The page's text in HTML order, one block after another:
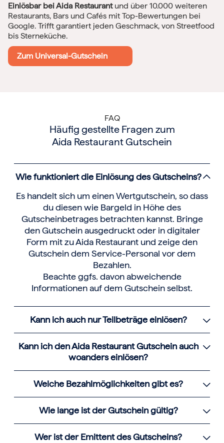
Einlösbar bei Aida Restaurantund über 10.000 weiteren
Restaurants, Bars und Cafés mit Top-Bewertungen bei
Google. Trifft garantiert jeden Geschmack, von Streetfood
bis Sterneküche.
Zum Universal-Gutschein
FAQ
Häufig gestellte Fragen zum
Aida Restaurant Gutschein
Wie funktioniert die Einlösung des Gutscheins?
Es handelt sich um einen Wertgutschein, so dass
du diesen wie Bargeld in Höhe des
Gutscheinbetrages betrachten kannst. Bringe
den Gutschein ausgedruckt oder in digitaler
Form mit zu Aida Restaurant und zeige den
Gutschein dem Service-Personal vor dem
Bezahlen.
Beachte ggfs. davon abweichende
Informationen auf dem Gutschein selbst.
Kann ich auch nur Teilbeträge einlösen?
Kann ich den Aida Restaurant Gutschein auch
woanders einlösen?
Welche Bezahlmöglichkeiten gibt es?
Wie lange ist der Gutschein gültig?
Wer ist der Emittent des Gutscheins?